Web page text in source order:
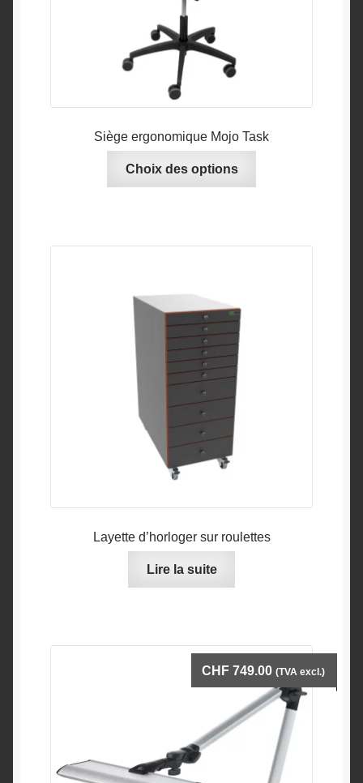
Siège ergonomique Mojo Task
Choix des options
Layette d’horloger sur roulettes
Lire la suite
CHF 749.00 (TVA excl.)